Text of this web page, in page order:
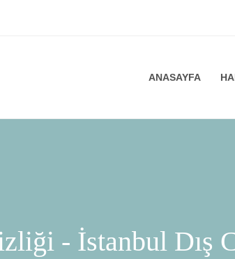
ANASAYFA
- İstanbul Dış